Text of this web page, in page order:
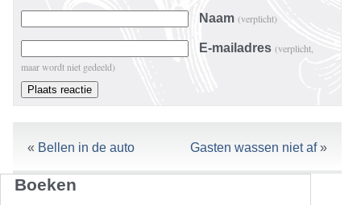
Naam (verplicht)
E-mailadres (verplicht,
maar wordt niet gedeeld)
« Bellen in de auto Gasten wassen niet af»
Boeken